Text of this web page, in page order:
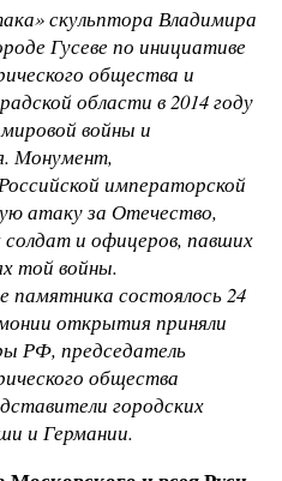
скульптора Владимира
Гусеве по инициативе
общества и
области в 2014 году
войны и
Монумент,
императорской
атаку за Отечество,
и офицеров, павших
той войны.
состоялось 24
открытия приняли
РФ, председатель
общества
городских
и Германии.